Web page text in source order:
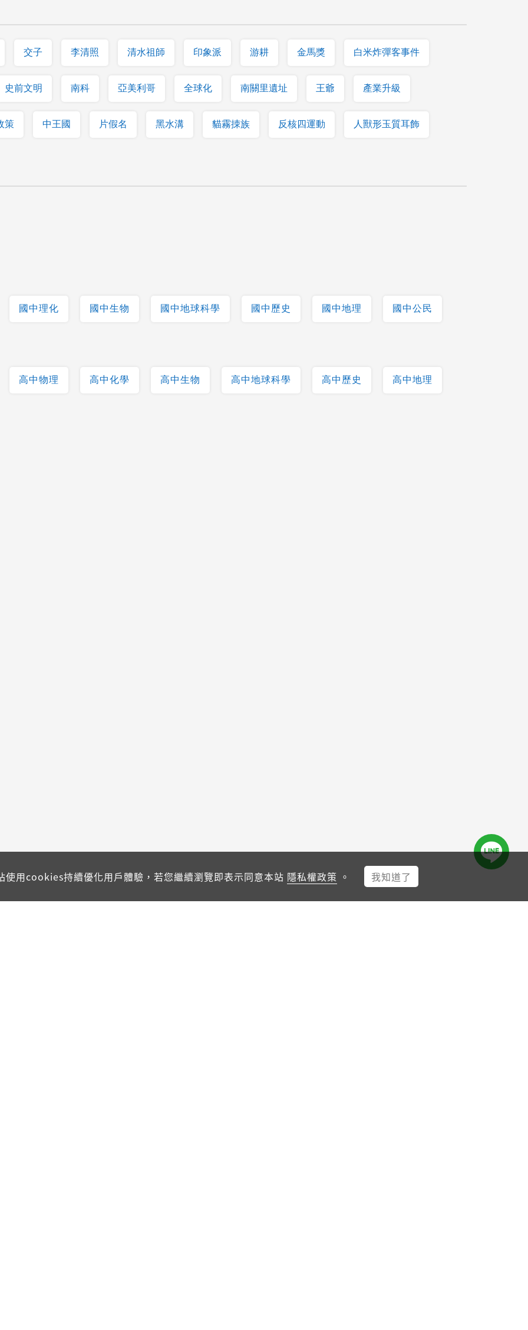
交子 李清照 清水祖師 印象派 游耕 金馬獎 白米炸彈客事件
史前文明 南科 亞美利哥 全球化 南關里遺址 王爺 產業升級
策 中王國 片假名 黑水溝 貓霧拺族 反核四運動 人獸形玉質耳飾
國中理化 國中生物 國中地球科學 國中歷史 國中地理 國中公民
高中物理 高中化學 高中生物 高中地球科學 高中歷史 高中地理